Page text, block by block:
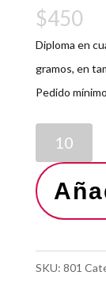
$450
Diploma en
gramos, en
Pedido
SKU: 801